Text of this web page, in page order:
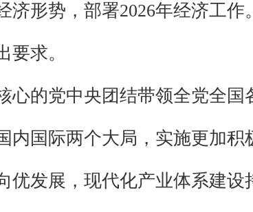
形势，部署2026年经济工
求。
的党中央团结带领全党全国
国际两个大局，实施更加积
发展，现代化产业体系建设